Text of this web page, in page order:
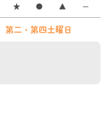
★ ● ▲ ー
第二・第四土曜日